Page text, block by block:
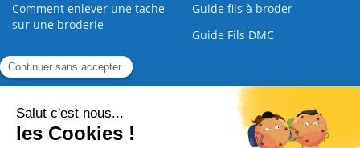
Comment enlever une tache
sur une broderie
Guide fils à broder
Guide Fils DMC
Guide de la Broderie